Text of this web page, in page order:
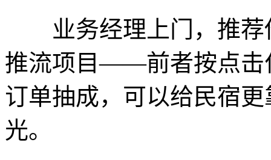
业务经理上门，推荐
推流项目——前者按点击
订单抽成，可以给民宿
光。